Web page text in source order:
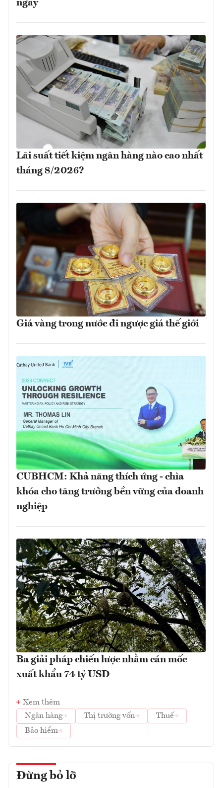
ngày
Lãi suất tiết kiệm ngân hàng nào cao nhất
tháng 8/2026?
Giá vàng trong nước đi ngược giá thế giới
CUBHCM: Khả năng thích ứng - chìa
khóa cho tăng trưởng bền vững của doanh
nghiệp
Ba giải pháp chiến lược nhằm cán mốc
xuất khẩu 74 tỷ USD
Xem thêm
Ngân hàng
Thị trường vốn
Thuế
Bảo hiểm
Đừng bỏ lỡ